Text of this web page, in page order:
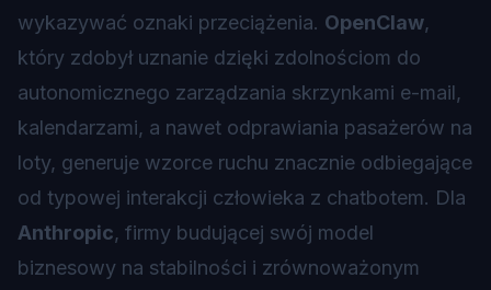
wykazywać oznaki przeciążenia. OpenClaw,
który zdobył uznanie dzięki zdolnościom do
autonomicznego zarządzania skrzynkami e-mail,
kalendarzami, a nawet odprawiania pasażerów na
loty, generuje wzorce ruchu znacznie odbiegające
od typowej interakcji człowieka z chatbotem. Dla
Anthropic, firmy budującej swój model
biznesowy na stabilności i zrównoważonym